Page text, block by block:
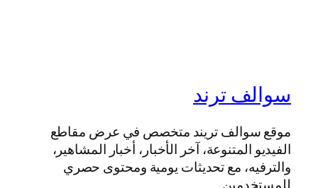
سوالف ترند
موقع سوالف تريند متخصص في عرض مقاطع
الفيديو المتنوعة، آخر الأخبار، أخبار المشاهير،
والترفيه، مع تحديثات يومية ومحتوى حصري